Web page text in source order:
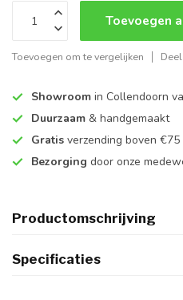
Toevoegen
Toevoegen om te vergelijken
Showroom in Collendoorn
Duurzaam & handgemaakt
Gratis verzending boven €75
Bezorging door onze
Productomschrijving
Specificaties